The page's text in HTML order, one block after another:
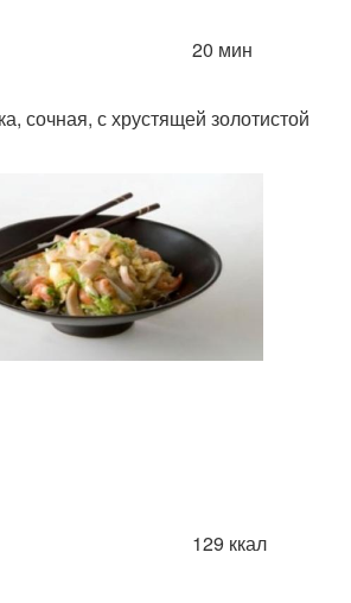
20 мин
сочная, с хрустящей золотистой
129 ккал